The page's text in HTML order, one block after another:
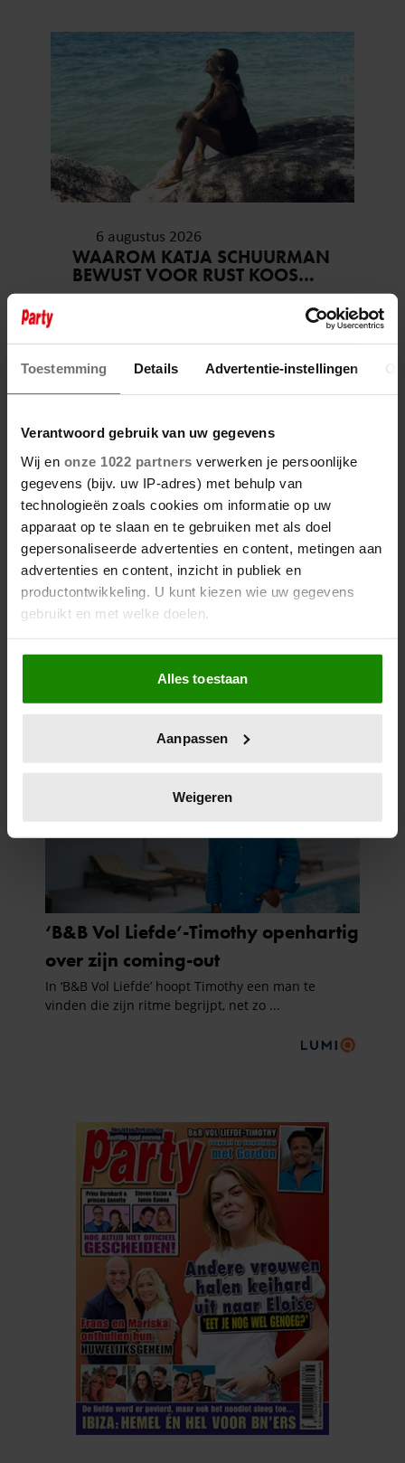
Toestemming Details Advertentie-instellingen
Verantwoord gebruik van uw gegevens
Wij en onze 1022 partners verwerken je persoonlijke
gegevens (bijv. uw IP-adres) met behulp van
technologieën zoals cookies om informatie op uw
apparaat op te slaan en te gebruiken met als doel
gepersonaliseerde advertenties en content, metingen aan
advertenties en content, inzicht in publiek en
productontwikkeling. U kunt kiezen wie uw gegevens
gebruikt en met welke doelen.
Als u het toestaat, willen we ook graag:
Informatie verzamelen over uw geografische
locatie, die tot een paar meter nauwkeurig kan zijn
scannen op specifieke eigenschappen (fingerprinting)
verwerkt en stel uw voorkeuren in het
intrekken in de Cookieverklaring.
We gebruiken cookies om content en advertenties te
personaliseren, om functies voor social media te bieden
en om ons websiteverkeer te analyseren. Ook delen we
informatie over uw gebruik van onze site met onze
partners voor social media, adverteren en analyse. Deze
partners kunnen deze gegevens combineren met andere
informatie die u aan ze heeft verstrekt of die ze hebben
gaat akkoord met onze cookies als u onze website blijft
Alles toestaan
Aanpassen
Weigeren
VERGETEN’
6 augustus 2026
WAAROM KATJA SCHUURMAN
BEWUST VOOR RUST KOOS…
6 augustus 2026
ANOUK UIT ‘DE
BONDGENOTEN’ WAS BIJNA
STAGIAIRE BIJ HET MERK VAN
JADE ANNA